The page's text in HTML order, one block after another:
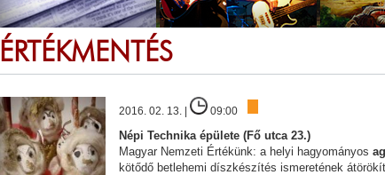
ÉRTÉKMENTÉS
2016. 02. 13. | 09:00
Népi Technika épülete (Fő utca 23.)
Magyar Nemzeti Értékünk: a helyi hagyományos
kötődő betlehemi díszkészítés ismeretének